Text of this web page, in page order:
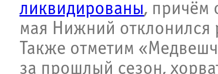
ликвидированы, причём
мая Нижний отклонился
Также отметим
за прошлый сезон,